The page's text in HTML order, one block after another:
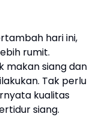
hari ini,
rumit.
makan siang dan
Tak perlu
kualitas
siang.